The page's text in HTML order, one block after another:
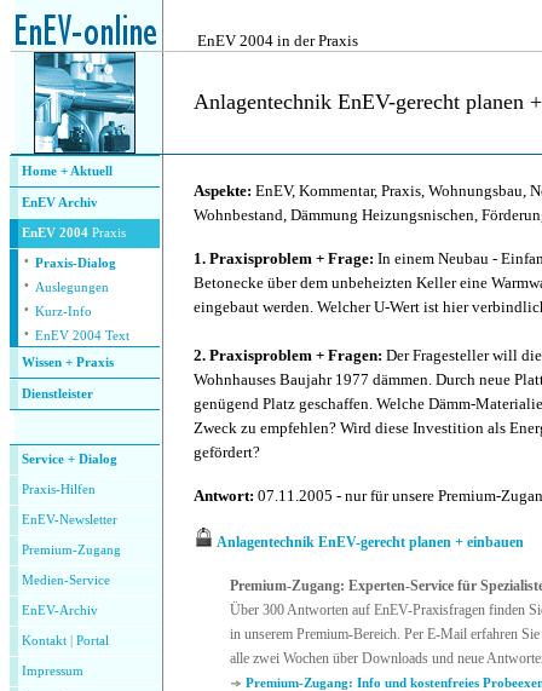
EnEV 2004 in der Praxis
Anlagentechnik EnEV-gerecht planen
Home + Aktuell
EnEV Archiv
EnEV 2004 Praxis
· Praxis-Dialog
· Auslegungen
· Kurz-Info
· EnEV 2004 Text
Wissen + Praxis
Dienstleister
Service + Dialog
Praxis-Hilfen
EnEV-Newsletter
Premium-Zugang
Medien-Service
EnEV-Archiv
Kontakt Portal
Impressum
Aspekte: EnEV, Kommentar, Praxis, Wohnungsbau,
Wohnbestand, Dämmung Heizungsnischen,
1. Praxisproblem + Frage: In einem Neubau -
Betonecke über dem unbeheizten Keller eine
eingebaut werden. Welcher U-Wert ist hier
2. Praxisproblem + Fragen: Der Fragesteller will
Wohnhauses Baujahr 1977 dämmen. Durch neue
genügend Platz geschaffen. Welche Dämm-
Zweck zu empfehlen? Wird diese Investition als
gefördert?
Antwort: 07.11.2005 - nur für unsere Premium-
Anlagentechnik EnEV-gerecht planen + einbauen
Premium-Zugang: Experten-Service für
Über 300 Antworten auf EnEV-Praxisfragen finden
in unserem Premium-Bereich. Per E-Mail erfahren Sie
alle zwei Wochen über Downloads und neue
Premium-Zugang: Info und kostenfreies